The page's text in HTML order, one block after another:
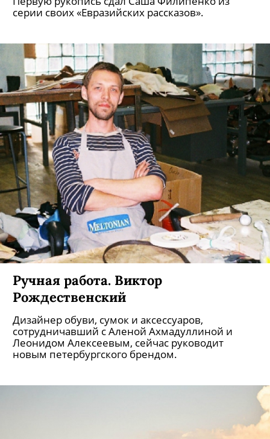
серии своих «Евразийских рассказов».
Ручная работа. Виктор
Рождественский
Дизайнер обуви, сумок и аксессуаров,
сотрудничавший с Аленой Ахмадуллиной и
Леонидом Алексеевым, сейчас руководит
новым петербургского брендом.